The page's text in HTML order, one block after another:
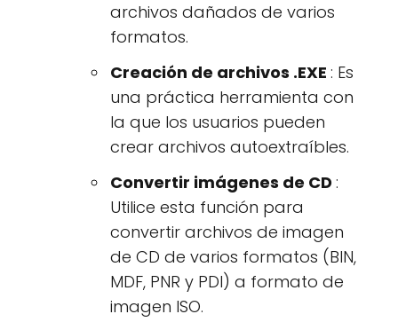
archivos dañados de varios
formatos.
Creación de archivos .EXE : Es
una práctica herramienta con
la que los usuarios pueden
crear archivos autoextraíbles.
Convertir imágenes de CD :
Utilice esta función para
convertir archivos de imagen
de CD de varios formatos (BIN,
MDF, PNR y PDI) a formato de
imagen ISO.